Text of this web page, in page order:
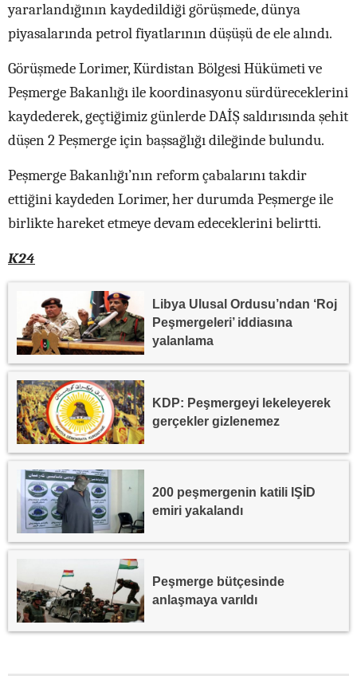
yararlandığının kaydedildiği görüşmede, dünya
piyasalarında petrol fiyatlarının düşüşü de ele alındı.
Görüşmede Lorimer, Kürdistan Bölgesi Hükümeti ve
Peşmerge Bakanlığı ile koordinasyonu sürdüreceklerini
kaydederek, geçtiğimiz günlerde DAİŞ saldırısında şehit
düşen 2 Peşmerge için başsağlığı dileğinde bulundu.
Peşmerge Bakanlığı’nın reform çabalarını takdir
ettiğini kaydeden Lorimer, her durumda Peşmerge ile
birlikte hareket etmeye devam edeceklerini belirtti.
K24
Libya Ulusal Ordusu’ndan ‘Roj
Peşmergeleri’ iddiasına
yalanlama
KDP: Peşmergeyi lekeleyerek
gerçekler gizlenemez
200 peşmergenin katili IŞİD
emiri yakalandı
Peşmerge bütçesinde
anlaşmaya varıldı